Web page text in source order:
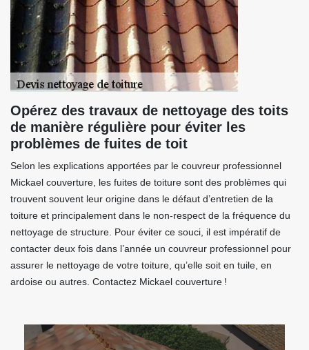
Opérez des travaux de nettoyage des toits
de manière régulière pour éviter les
problèmes de fuites de toit
Selon les explications apportées par le couvreur professionnel
Mickael couverture, les fuites de toiture sont des problèmes qui
trouvent souvent leur origine dans le défaut d’entretien de la
toiture et principalement dans le non-respect de la fréquence du
nettoyage de structure. Pour éviter ce souci, il est impératif de
contacter deux fois dans l’année un couvreur professionnel pour
assurer le nettoyage de votre toiture, qu’elle soit en tuile, en
ardoise ou autres. Contactez Mickael couverture !